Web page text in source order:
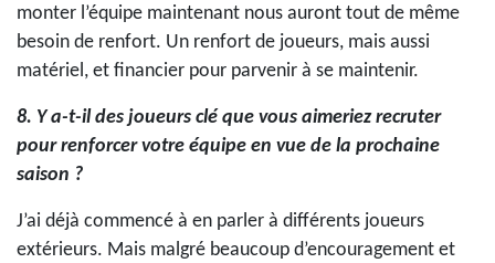
monter l’équipe maintenant nous auront tout de même
besoin de renfort. Un renfort de joueurs, mais aussi
matériel, et financier pour parvenir à se maintenir.
8. Y a-t-il des joueurs clé que vous aimeriez recruter
pour renforcer votre équipe en vue de la prochaine
saison ?
J’ai déjà commencé à en parler à différents joueurs
extérieurs. Mais malgré beaucoup d’encouragement et